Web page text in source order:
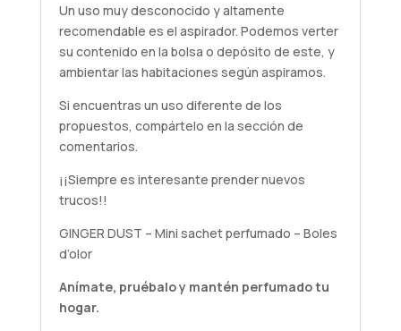
Un uso muy desconocido y altamente
recomendable es el aspirador. Podemos verter
su contenido en la bolsa o depósito de este, y
ambientar las habitaciones según aspiramos.
Si encuentras un uso diferente de los
propuestos, compártelo en la sección de
comentarios.
¡¡Siempre es interesante prender nuevos
trucos!!
GINGER DUST – Mini sachet perfumado – Boles
d’olor
Anímate, pruébaloy mantén perfumado tu
hogar.